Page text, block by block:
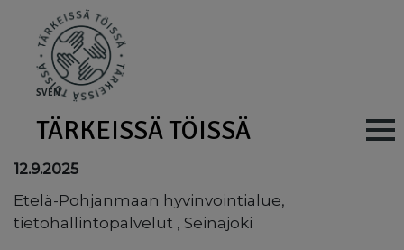
SVEN
TÄRKEISSÄ TÖISSÄ Main
12.9.2025
Etelä-Pohjanmaan hyvinvointialue,
tietohallintopalvelut , Seinäjoki